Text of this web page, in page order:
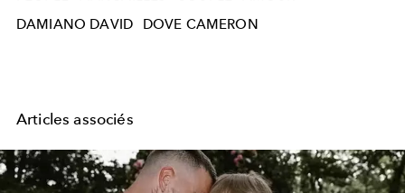
DAMIANO DAVID
DOVE CAMERON
Articles associés